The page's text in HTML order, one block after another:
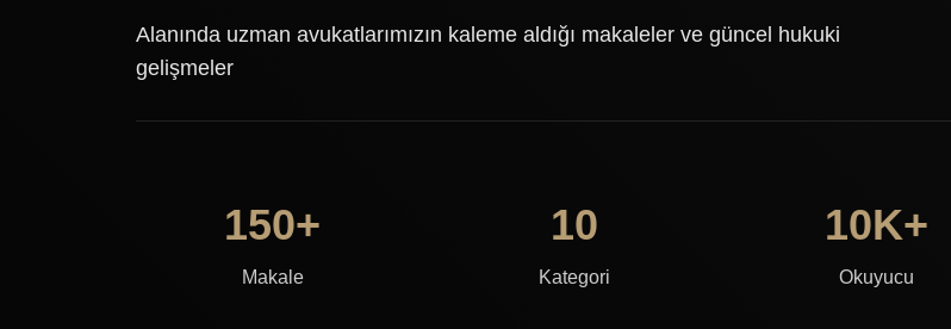
Alanında uzman avukatlarımızın kaleme aldığı makaleler ve güncel hukuki
gelişmeler
150+
Makale
10
Kategori
10K+
Okuyucu